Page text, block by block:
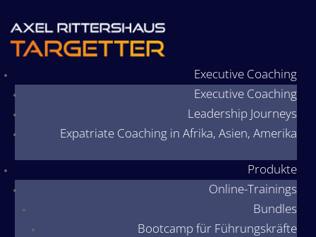
Executive Coaching
Executive Coaching
Leadership Journeys
Expatriate Coaching in Afrika, Asien, Amerika
Produkte
Online-Trainings
Bundles
Bootcamp für Führungskräfte